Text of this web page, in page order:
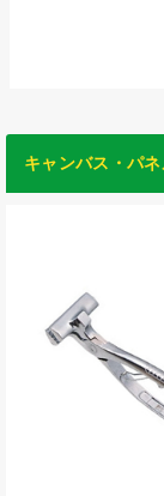
キャンバス・パ